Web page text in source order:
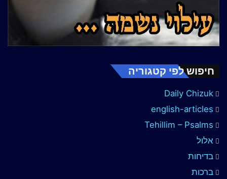
חיפוש לפי קטגוריה
Daily Chizuk
english-articles
Tehillim – Psalms
אלול
בדיחות
ברכות